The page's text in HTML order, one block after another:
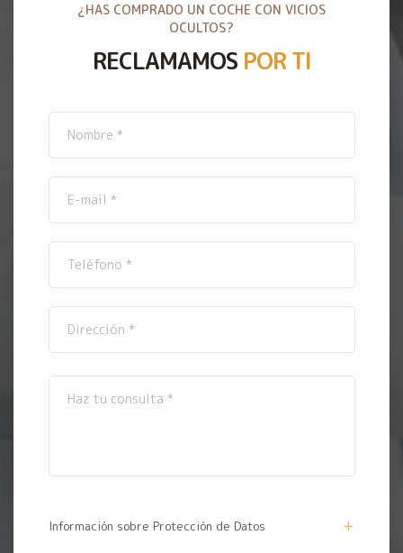
¿HAS COMPRADO UN COCHE CON VICIOS
OCULTOS?
RECLAMAMOS POR TI
Información sobre Protección de Datos